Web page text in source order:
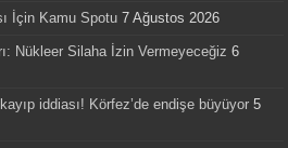
İçin Kamu Spotu 7 Ağustos 2026
Nükleer Silaha İzin Vermeyeceğiz 6
iddiası! Körfez’de endişe büyüyor 5